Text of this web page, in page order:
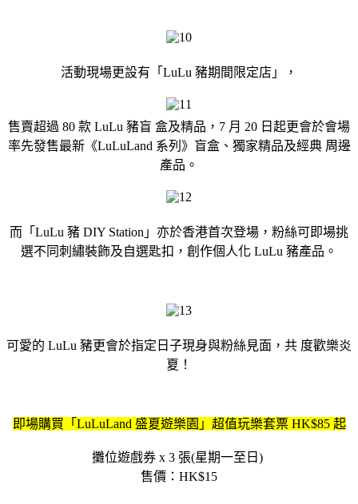
活動現場更設有「LuLu 豬期間限定店」，
售賣超過 80 款 LuLu 豬盲 盒及精品，7 月 20 日起更會於會場
率先發售最新《LuLuLand 系列》盲盒、獨家精品及經典 周邊
產品。
而「LuLu 豬 DIY Station」亦於香港首次登場，粉絲可即場挑
選不同刺繡裝飾及自選匙扣，創作個人化 LuLu 豬產品。
可愛的 LuLu 豬更會於指定日子現身與粉絲見面，共 度歡樂炎
夏！
即場購買「LuLuLand 盛夏遊樂園」超值玩樂套票 HK$85 起
攤位遊戲券 x 3 張(星期一至日)
售價：HK$15